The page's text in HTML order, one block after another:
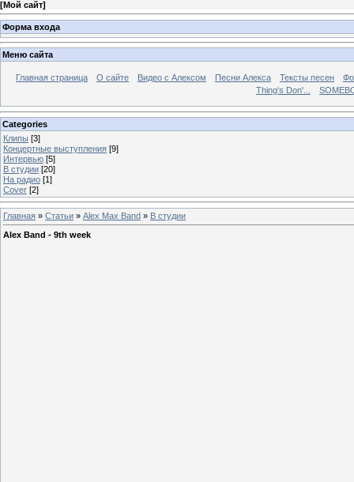
[Мой сайт]
Форма входа
Меню сайта
Главная страница О сайте Видео с Алексом Песни Алекса Тексты песен
Thing's Don'...
Categories
Клипы [3]
Концертные выступления [9]
Интервью [5]
В студии [20]
На радио [1]
Cover [2]
Главная » Статьи » Alex Max Band » В студии
Alex Band - 9th week